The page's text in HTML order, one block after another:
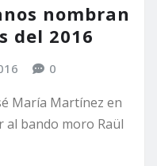
nombran
del 2016
0
María Martínez en
al bando moro Raül